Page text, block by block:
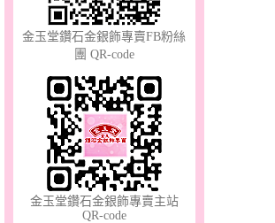
幸福洋溢～金銀鋼套鍊
金玉堂鑽石金銀飾專賣FB粉絲
團 QR-code
金玉堂鑽石金銀飾專賣主站
QR-code